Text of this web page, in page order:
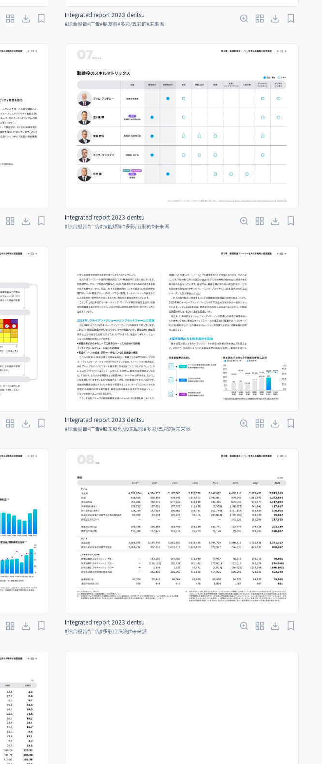
Integrated report 2023 dentsu
#综合报告#广告#朋友图#多彩/五彩的#未来派
Integrated report 2023 dentsu
#综合报告#广告#技能矩阵#多彩/五彩的#未来派
Integrated report 2023 dentsu
#综合报告#广告#股东股息/股东回报#多彩/五彩的#未来派
Integrated report 2023 dentsu
#综合报告#广告#多彩/五彩的#未来派